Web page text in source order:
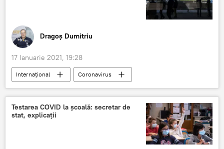
Dragoș Dumitriu
17 Ianuarie 2021, 19:28
Internaţional
Coronavirus
Vaccinare
Testarea COVID la școală: secretar de
stat, explicații